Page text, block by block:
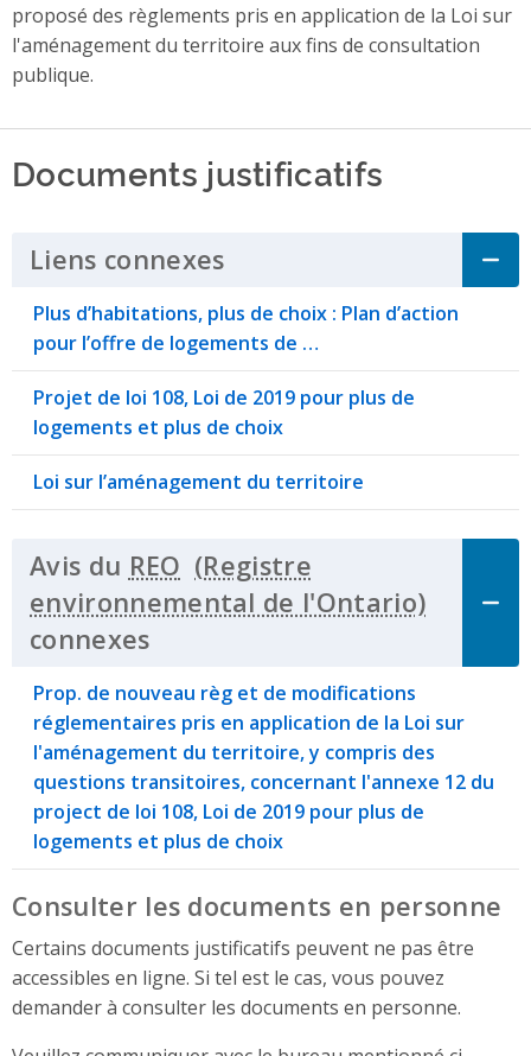
proposé des règlements pris en application de la Loi sur
l'aménagement du territoire aux fins de consultation
publique.
Documents justificatifs
Liens connexes Click to Expand
Plus d’habitations, plus de choix : Plan d’action
pour l’offre de logements de …
Projet de loi 108, Loi de 2019 pour plus de
logements et plus de choix
Loi sur l’aménagement du territoire
Avis du REO
connexes
Prop. de nouveau règ et de modifications
réglementaires pris en application de la Loi sur
l'aménagement du territoire, y compris des
questions transitoires, concernant l'annexe 12 du
project de loi 108, Loi de 2019 pour plus de
logements et plus de choix
Consulter les documents en personne
Certains documents justificatifs peuvent ne pas être
accessibles en ligne. Si tel est le cas, vous pouvez
demander à consulter les documents en personne.